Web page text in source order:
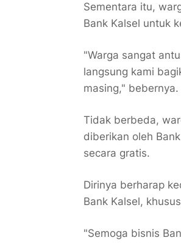
Sementara itu,
Bank Kalsel untuk
"Warga sangat
langsung kami
masing," bebernya.
Tidak berbeda,
diberikan oleh
secara gratis.
Dirinya berharap
Bank Kalsel,
"Semoga bisnis